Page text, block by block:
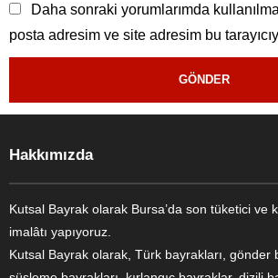
Daha sonraki yorumlarımda
posta adresim ve site adresim bu
Hakkımızda
Kutsal Bayrak olarak Bursa’da son tüketici ve
imalâtı yapıyoruz.
Kutsal Bayrak olarak, Türk bayrakları, gönder